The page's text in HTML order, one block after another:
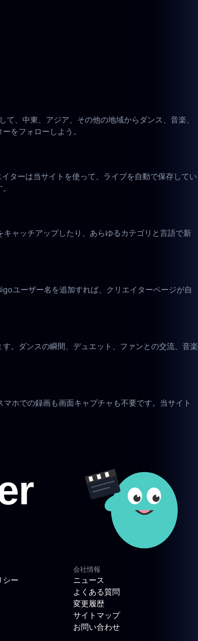
、中東、アジア、その他の地域からダンス、音楽、
をフォローしよう。
ターは当サイトを使って、ライブを自動で保存してい
ャッチアップしたり、あらゆるカテゴリと言語で新
ユーザー名を追加すれば、クリエイターページが自
。ダンスの瞬間、デュエット、ファンとの交流、音楽
ホでの録画も画面キャプチャも不要です。当サイト
シー
会社情報
ニュース
よくある質問
変更履歴
サイトマップ
お問い合わせ